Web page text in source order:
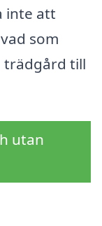
inte att
som
trädgård till
utan